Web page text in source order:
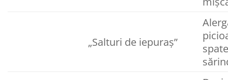
„Salturi de iepuraș”